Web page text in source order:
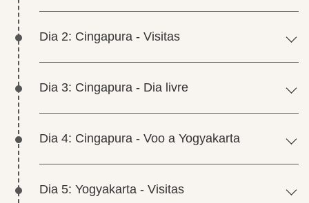
Dia 2: Cingapura - Visitas
Dia 3: Cingapura - Dia livre
Dia 4: Cingapura - Voo a Yogyakarta
Dia 5: Yogyakarta - Visitas